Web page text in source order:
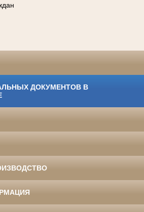
ДОКУМЕНТОВ В